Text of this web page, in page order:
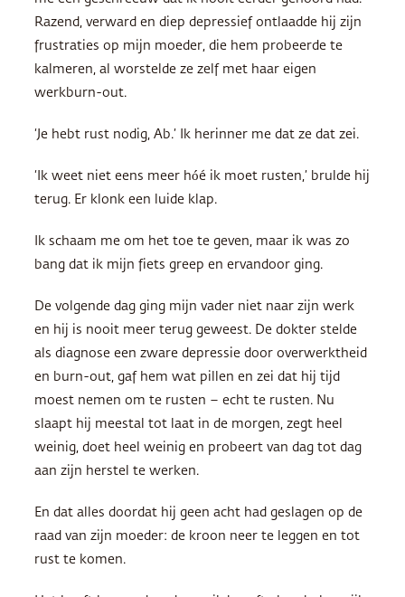
Razend, verward en diep depressief ontlaadde hij zijn
frustraties op mijn moeder, die hem probeerde te
kalmeren, al worstelde ze zelf met haar eigen
werkburn-out.
‘Je hebt rust nodig, Ab.’ Ik herinner me dat ze dat zei.
‘Ik weet niet eens meer hóé ik moet rusten,’ brulde hij
terug. Er klonk een luide klap.
Ik schaam me om het toe te geven, maar ik was zo
bang dat ik mijn fiets greep en ervandoor ging.
De volgende dag ging mijn vader niet naar zijn werk
en hij is nooit meer terug geweest. De dokter stelde
als diagnose een zware depressie door overwerktheid
en burn-out, gaf hem wat pillen en zei dat hij tijd
moest nemen om te rusten – echt te rusten. Nu
slaapt hij meestal tot laat in de morgen, zegt heel
weinig, doet heel weinig en probeert van dag tot dag
aan zijn herstel te werken.
En dat alles doordat hij geen acht had geslagen op de
raad van zijn moeder: de kroon neer te leggen en tot
rust te komen.